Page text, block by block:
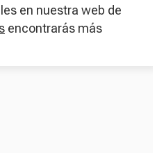
en nuestra web de
encontrarás más